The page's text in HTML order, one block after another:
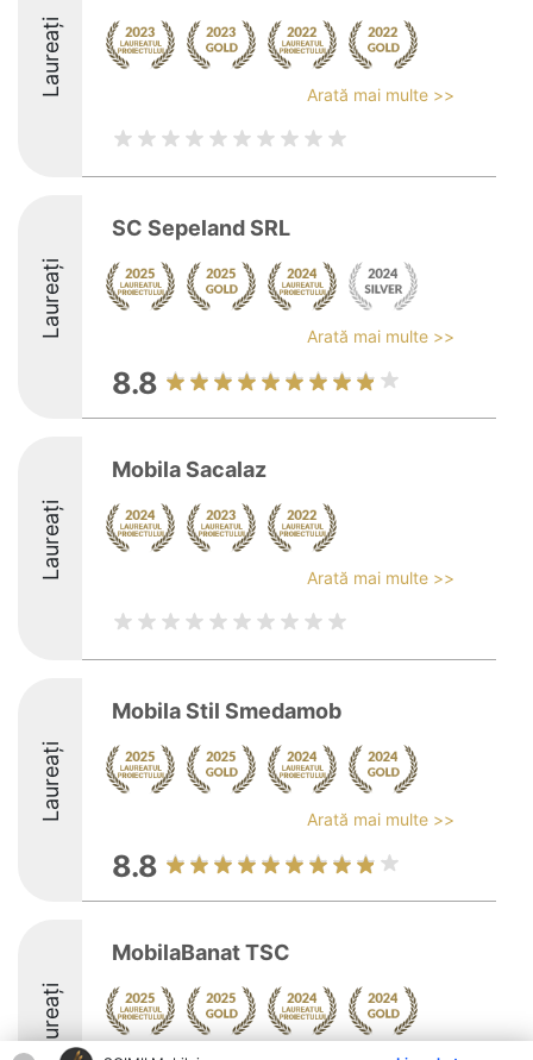
Laureați Arată mai multe >>
Laureați
SC Sepeland SRL
Arată mai multe >>
8.8
Laureați
Mobila Sacalaz
Arată mai multe >>
Laureați
Mobila Stil Smedamob
Arată mai multe >>
8.8
Laureați
MobilaBanat TSC